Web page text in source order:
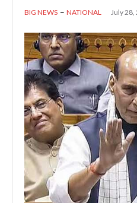
BIG NEWS NATIONAL July 28,